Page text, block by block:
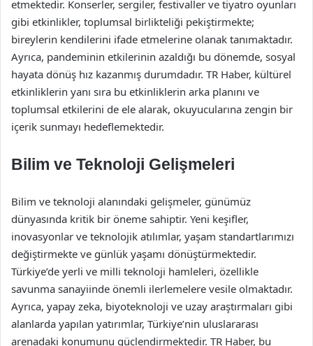
etmektedir. Konserler, sergiler, festivaller ve tiyatro oyunları
gibi etkinlikler, toplumsal birlikteliği pekiştirmekte;
bireylerin kendilerini ifade etmelerine olanak tanımaktadır.
Ayrıca, pandeminin etkilerinin azaldığı bu dönemde, sosyal
hayata dönüş hız kazanmış durumdadır. TR Haber, kültürel
etkinliklerin yanı sıra bu etkinliklerin arka planını ve
toplumsal etkilerini de ele alarak, okuyucularına zengin bir
içerik sunmayı hedeflemektedir.
Bilim ve Teknoloji Gelişmeleri
Bilim ve teknoloji alanındaki gelişmeler, günümüz
dünyasında kritik bir öneme sahiptir. Yeni keşifler,
inovasyonlar ve teknolojik atılımlar, yaşam standartlarımızı
değiştirmekte ve günlük yaşamı dönüştürmektedir.
Türkiye’de yerli ve milli teknoloji hamleleri, özellikle
savunma sanayiinde önemli ilerlemelere vesile olmaktadır.
Ayrıca, yapay zeka, biyoteknoloji ve uzay araştırmaları gibi
alanlarda yapılan yatırımlar, Türkiye’nin uluslararası
arenadaki konumunu güçlendirmektedir. TR Haber, bu